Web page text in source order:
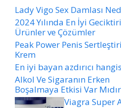
Lady Vigo Sex Damlası
2024 Yılında En İyi
Ürünler ve Çözümler
Peak Power Penis
Krem
En iyi bayan azdırıcı
Alkol Ve Sigaranın Erken
Boşalmaya Etkisi Var
Viagra Super